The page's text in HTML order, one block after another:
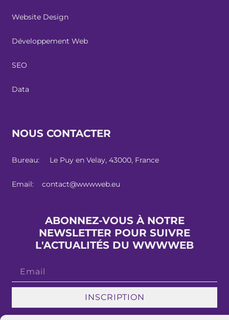
Website Design
Développement Web
SEO
Data
NOUS CONTACTER
Bureau: Le Puy en Velay, 43000, France
Email: contact@wwwweb.eu
ABONNEZ-VOUS À NOTRE
NEWSLETTER POUR SUIVRE
L'ACTUALITÉS DU WWWWEB
INSCRIPTION